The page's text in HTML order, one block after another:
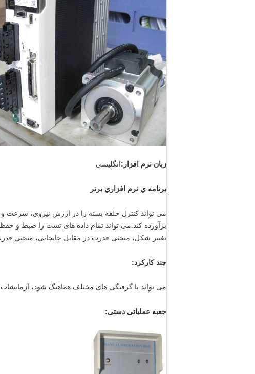
زبان نرم افزار:انگلیسی
برنامه ي نرم افزاري برتر
می تواند کنترل حلقه بسته را در ارزش نیروی، سرعت
برآورده کند.می تواند تمام داده های تست را ضبط و
تغییر شکل، منحنی قدرت در مقابل جابجایی، منحنی
چند کارکرد:
می تواند با گرفتگی های مختلف هماهنگ شود،
جعبه عملیاتی دستی: